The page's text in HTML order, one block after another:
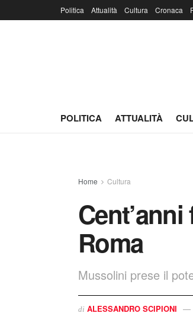
Politica Attualità Cultura Cronaca
POLITICA ATTUALITÀ
Home Cultura
Roma
Mussolini prese il
di ALESSANDRO SCIPIONI